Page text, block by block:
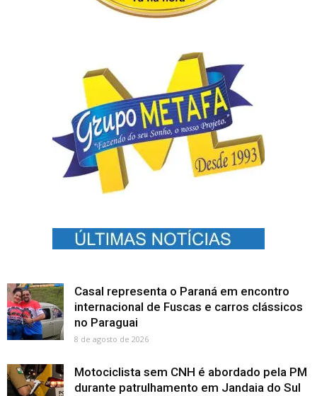
Casal representa o Paraná em encontro
internacional de Fuscas e carros clássicos
no Paraguai
8 de agosto de 2026
Motociclista sem CNH é abordado pela PM
durante patrulhamento em Jandaia do Sul